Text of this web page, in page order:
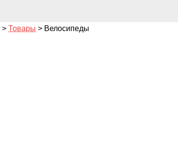
> Товары > Велосипеды